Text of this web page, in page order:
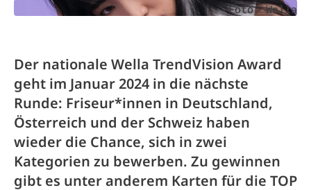
Foto: Wella
Der nationale Wella TrendVision Award
geht im Januar 2024 in die nächste
Runde: Friseur*innen in Deutschland,
Österreich und der Schweiz haben
wieder die Chance, sich in zwei
Kategorien zu bewerben. Zu gewinnen
gibt es unter anderem Karten für die TOP